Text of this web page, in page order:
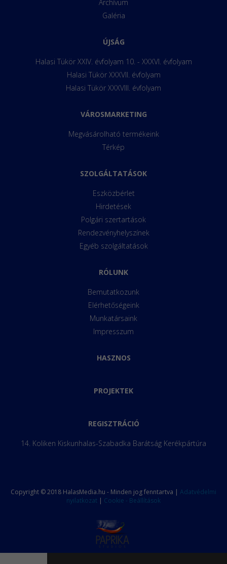
Archívum
Galéria
ÚJSÁG
Halasi Tükör XXIV. évfolyam 10. - XXXVI. évfolyam
Halasi Tükör XXXVII. évfolyam
Halasi Tükör XXXVIII. évfolyam
VÁROSMARKETING
Megvásárolható termékeink
Térkép
SZOLGÁLTATÁSOK
Eszközbérlet
Hirdetések
Polgári szertartások
Rendezvényhelyszínek
Egyéb szolgáltatások
RÓLUNK
Bemutatkozunk
Elérhetőségeink
Munkatársaink
Impresszum
HASZNOS
PROJEKTEK
REGISZTRÁCIÓ
14. Koliken Kiskunhalas-Szabadka Barátság Kerékpártúra
Copyright © 2018 HalasMedia.hu - Minden jog fenntartva | Adatvédelmi
nyilatkozat | Cookie - Beállítások